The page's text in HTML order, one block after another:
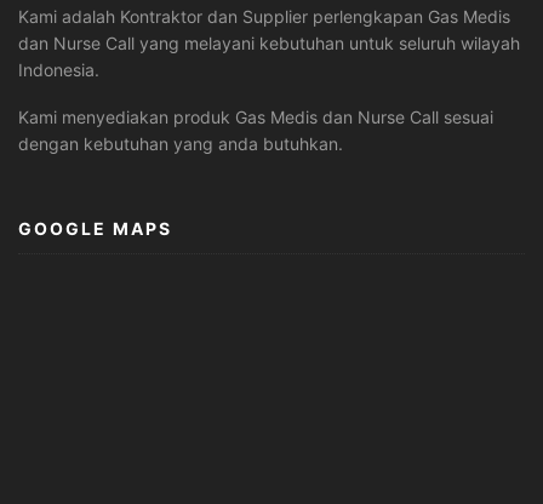
Kami adalah Kontraktor dan Supplier perlengkapan Gas Medis
dan Nurse Call yang melayani kebutuhan untuk seluruh wilayah
Indonesia.
Kami menyediakan produk Gas Medis dan Nurse Call sesuai
dengan kebutuhan yang anda butuhkan.
GOOGLE MAPS